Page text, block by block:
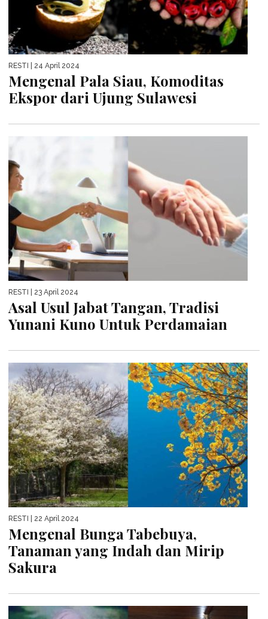
RESTI | 24 April 2024
Mengenal Pala Siau, Komoditas
Ekspor dari Ujung Sulawesi
RESTI | 23 April 2024
Asal Usul Jabat Tangan, Tradisi
Yunani Kuno Untuk Perdamaian
RESTI | 22 April 2024
Mengenal Bunga Tabebuya,
Tanaman yang Indah dan Mirip
Sakura